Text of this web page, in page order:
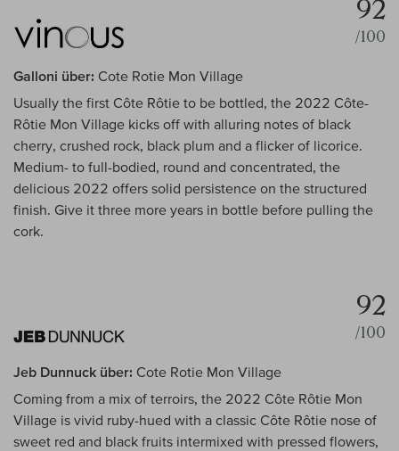
92
/100
Galloni über: Cote Rotie Mon Village
Usually the first Côte Rôtie to be bottled, the 2022 Côte-
Rôtie Mon Village kicks off with alluring notes of black
cherry, crushed rock, black plum and a flicker of licorice.
Medium- to full-bodied, round and concentrated, the
delicious 2022 offers solid persistence on the structured
finish. Give it three more years in bottle before pulling the
cork.
92
/100
Jeb Dunnuck über: Cote Rotie Mon Village
Coming from a mix of terroirs, the 2022 Côte Rôtie Mon
Village is vivid ruby-hued with a classic Côte Rôtie nose of
sweet red and black fruits intermixed with pressed flowers,